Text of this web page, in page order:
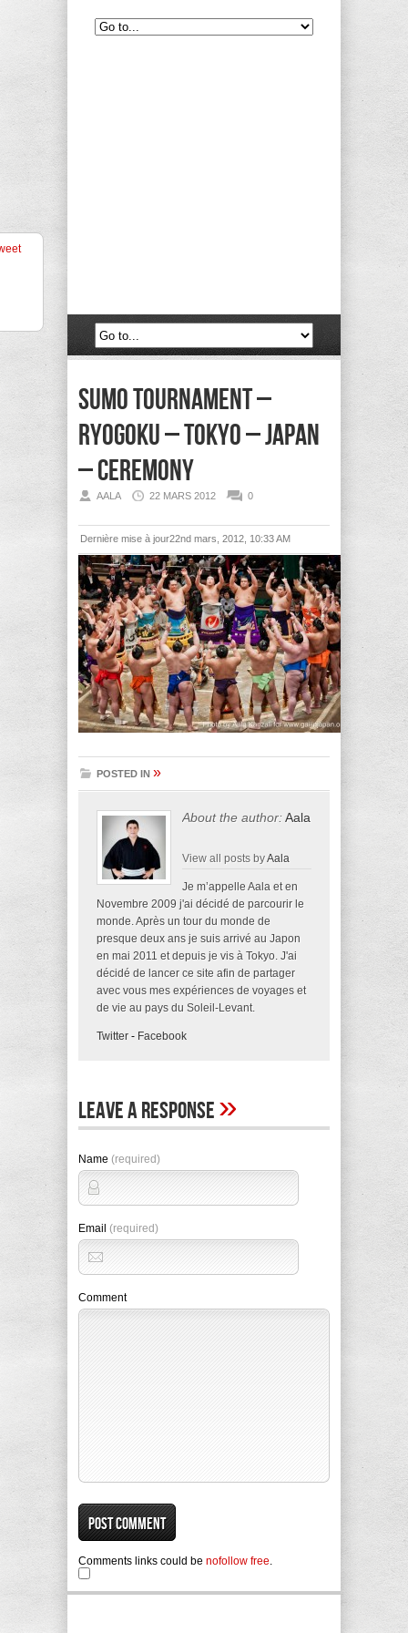
sumo tournament –
ryogoku – tokyo – japan
– ceremony
AALA 22 MARS 2012 0
Dernière mise à jour22nd mars, 2012, 10:33 AM
POSTED IN »
About the author:Aala
View all posts byAala
Je m’appelle Aala et en
Novembre 2009 j'ai décidé de parcourir le
monde. Après un tour du monde de
presque deux ans je suis arrivé au Japon
en mai 2011 et depuis je vis à Tokyo. J'ai
décidé de lancer ce site afin de partager
avec vous mes expériences de voyages et
de vie au pays du Soleil-Levant.
Twitter - Facebook
Leave A Response»
Name (required)
Email (required)
Comment
Comments links could be nofollow free.